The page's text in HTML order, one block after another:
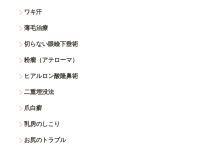
ワキ汗
薄毛治療
切らない眼瞼下垂術
粉瘤（アテローマ）
ヒアルロン酸隆鼻術
二重埋没法
爪白癬
乳房のしこり
お尻のトラブル